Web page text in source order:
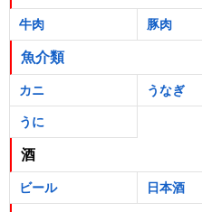
牛肉 豚肉
魚介類
カニ うなぎ
うに
酒
ビール 日本酒